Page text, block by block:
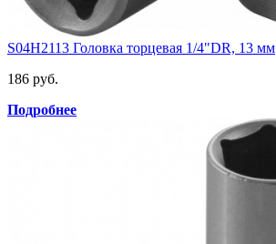
S04H2113 Головка торцевая 1/4"DR, 13 мм
186 руб.
Подробнее